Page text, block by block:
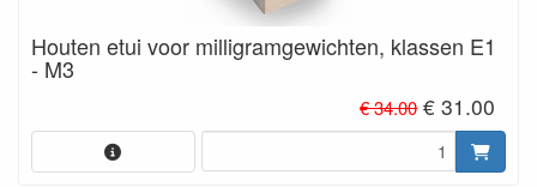
Houten etui voor milligramgewichten, klassen E1
- M3
€ 34.00€ 31.00